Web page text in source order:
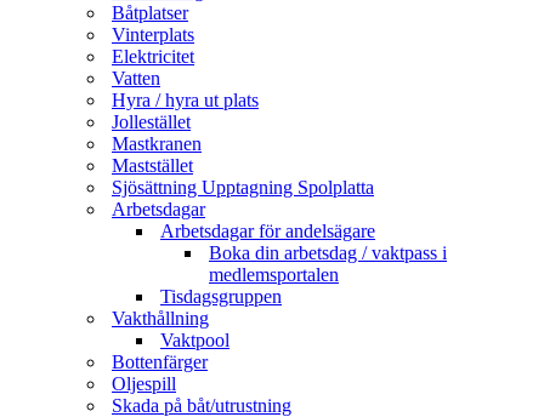
Båtplatser
Vinterplats
Elektricitet
Vatten
Hyra / hyra ut plats
Jollestället
Mastkranen
Maststället
Sjösättning Upptagning Spolplatta
Arbetsdagar
Arbetsdagar för andelsägare
Boka din arbetsdag / vaktpass i
medlemsportalen
Tisdagsgruppen
Vakthållning
Vaktpool
Bottenfärger
Oljespill
Skada på båt/utrustning